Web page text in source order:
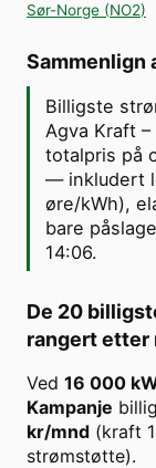
Sør-Norge (NO2)
Sammenlign
Billigste
Agva Kraft
totalpris på
— inkludert
øre/kWh),
bare
14:06.
De 20
rangert etter
Ved 16 000
Kampanje
kr/mnd (kraft
strømstøtte).